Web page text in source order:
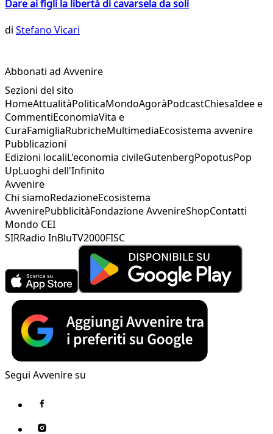
Dare ai figli la libertà di cavarsela da soli
di Stefano Vicari
Abbonati ad Avvenire
Sezioni del sito
HomeAttualitàPoliticaMondoAgoràPodcastChiesaIdee e
CommentiEconomiaVita e
CuraFamigliaRubricheMultimediaEcosistema avvenire
Pubblicazioni
Edizioni localiL'economia civileGutenbergPopotusPop
UpLuoghi dell'Infinito
Avvenire
Chi siamoRedazioneEcosistema
AvvenirePubblicitàFondazione AvvenireShopContatti
Mondo CEI
SIRRadio InBluTV2000FISC
Segui Avvenire su